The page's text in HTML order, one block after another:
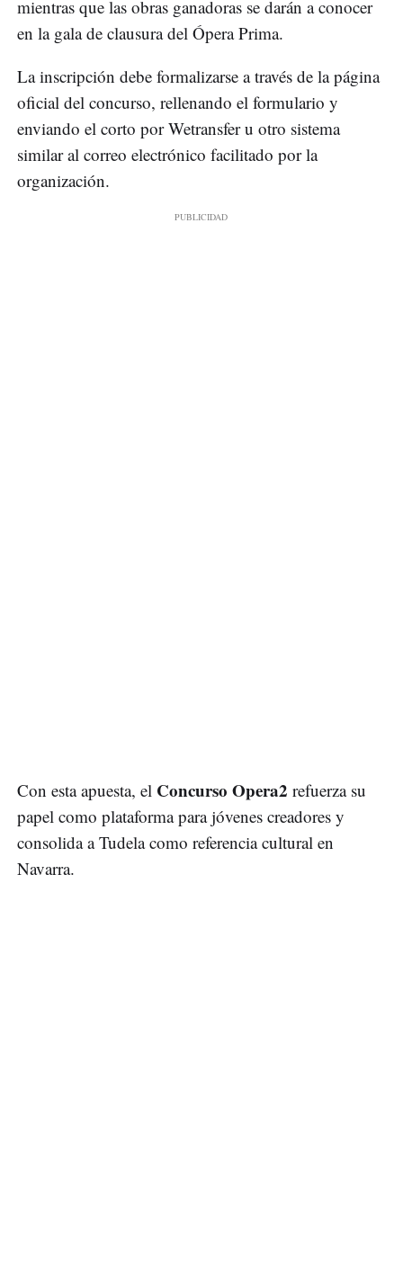
mientras que las obras ganadoras se darán a conocer
en la gala de clausura del Ópera Prima.
La inscripción debe formalizarse a través de la página
oficial del concurso, rellenando el formulario y
enviando el corto por Wetransfer u otro sistema
similar al correo electrónico facilitado por la
organización.
Con esta apuesta, el Concurso Opera2 refuerza su
papel como plataforma para jóvenes creadores y
consolida a Tudela como referencia cultural en
Navarra.